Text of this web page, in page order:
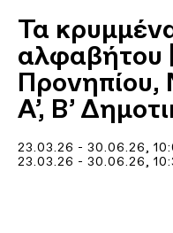
Τα
αλφαβήτου
Προνηπίου,
Α’, Β’
23.03.26 - 30.06.26,
23.03.26 - 30.06.26,